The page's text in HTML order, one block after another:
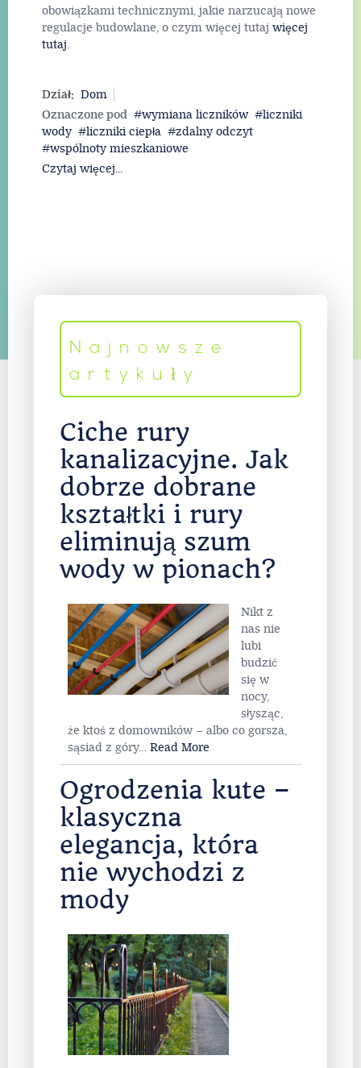
obowiązkami technicznymi, jakie narzucają nowe
regulacje budowlane, o czym więcej tutaj więcej
tutaj.
Dział: Dom
Oznaczone pod
wymiana liczników
liczniki
wody
liczniki ciepła
zdalny odczyt
wspólnoty mieszkaniowe
Czytaj więcej...
Najnowsze
artykuły
Ciche rury
kanalizacyjne. Jak
dobrze dobrane
kształtki i rury
eliminują szum
wody w pionach?
Nikt z
nas nie
lubi
budzić
się w
nocy,
słysząc,
że ktoś z domowników – albo co gorsza,
sąsiad z góry… Read More
Ogrodzenia kute –
klasyczna
elegancja, która
nie wychodzi z
mody